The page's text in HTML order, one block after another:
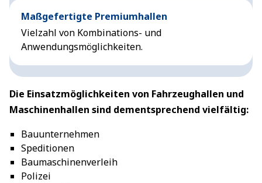
Maßgefertigte Premiumhallen
Vielzahl von Kombinations- und
Anwendungsmöglichkeiten.
Die Einsatzmöglichkeiten von Fahrzeughallen und
Maschinenhallen sind dementsprechend vielfältig:
Bauunternehmen
Speditionen
Baumaschinenverleih
Polizei